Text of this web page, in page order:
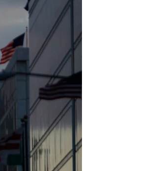
انتخابات ریاست جمهوری آمریکا ۲۰۲۴
حمله جمهوری اسلامی به اسرائیل
اعتراضات زن، زندگی، آزادی
مجموعه مستندهای دادخواهی